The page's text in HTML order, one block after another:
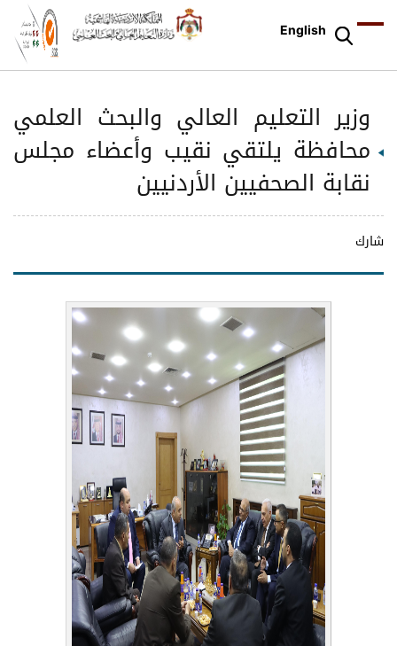
English
وزير التعليم العالي والبحث العلمي
محافظة يلتقي نقيب وأعضاء مجلس
نقابة الصحفيين الأردنيين
شارك